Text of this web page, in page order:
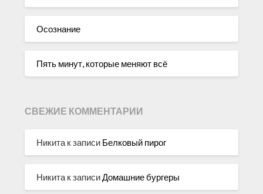
Осознание
Пять минут, которые меняют всё
СВЕЖИЕ КОММЕНТАРИИ
Никита к записи Белковый пирог
Никита к записиДомашние бургеры